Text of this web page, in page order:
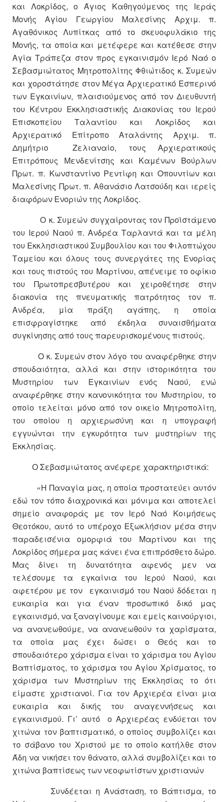
και Λοκρίδος, ο Άγιος Καθηγούμενος της Ιεράς
Μονής Αγίου Γεωργίου Μαλεσίνης Αρχιμ. π.
Αγαθόνικος Λυπίτκας από το σκευοφυλάκιο της
Μονής, τα οποία και μετέφερε και κατέθεσε στην
Αγία Τράπεζα στον προς εγκαινισμόν Ιερό Ναό ο
Σεβασμιώτατος Μητροπολίτης Φθιώτιδος κ. Συμεών
και χοροστάτησε στον Μέγα Αρχιερατικό Εσπερινό
των Εγκαινίων, πλαισιούμενος από τον Διευθυντή
του Κέντρου Εκκλησιαστικής Διακονίας του Ιερού
Επισκοπείου Ταλαντίου και Λοκρίδος και
Αρχιερατικό Επίτροπο Αταλάντης Αρχιμ. π.
Δημήτριο Ζελιαναίο, τους Αρχιερατικούς
Επιτρόπους Μενδενίτσης και Καμένων Βούρλων
Πρωτ. π. Κωνσταντίνο Ρεντίφη και Οπουντίων και
Μαλεσίνης Πρωτ. π. Αθανάσιο Λατσούδη και ιερείς
διαφόρων Ενοριών της Λοκρίδος.
Ο κ. Συμεών συγχαίροντας τον Προϊστάμενο
του Ιερού Ναού π. Ανδρέα Ταρλαντά και τα μέλη
του Εκκλησιαστικού Συμβουλίου και του Φιλοπτώχου
Ταμείου και όλους τους συνεργάτες της Ενορίας
και τους πιστούς του Μαρτίνου, απένειμε το οφίκιο
του Πρωτοπρεσβυτέρου και χειροθέτησε στην
διακονία της πνευματικής πατρότητος τον π.
Ανδρέα, μία πράξη αγάπης, η οποία
επισφραγίστηκε από έκδηλα συναισθήματα
συγκίνησης από τους παρευρισκομένους πιστούς.
Ο κ. Συμεών στον λόγο του αναφέρθηκε στην
σπουδαιότητα, αλλά και στην ιστορικότητα του
Μυστηρίου των Εγκαινίων ενός Ναού, ενώ
αναφέρθηκε στην κανονικότητα του Μυστηρίου, το
οποίο τελείται μόνο από τον οικείο Μητροπολίτη,
του οποίου η αρχιερωσύνη και η υπογραφή
εγγυώνται την εγκυρότητα των μυστηρίων της
Εκκλησίας.
Ο Σεβασμιώτατος ανέφερε χαρακτηριστικά:
«Η Παναγία μας, η οποία προστατεύει αυτόν
εδώ τον τόπο διαχρονικά και μόνιμα και αποτελεί
σημείο αναφοράς με τον Ιερό Ναό Κοιμήσεως
Θεοτόκου, αυτό το υπέροχο Εξωκλήσιον μέσα στην
παραδεισένια ομορφιά του Μαρτίνου και της
Λοκρίδος σήμερα μας κάνει ένα επιπρόσθετο δώρο.
Μας δίνει τη δυνατότητα αφενός μεν να
τελέσουμε τα εγκαίνια του Ιερού Ναού, και
αφετέρου με τον εγκαινισμό του Ναού δόδεται η
ευκαιρία και για έναν προσωπικό δικό μας
εγκαινισμό, να ξαναγίνουμε και εμείς καινούργιοι,
να ανανεωθούμε, να ανανεωθούν τα χαρίσματα,
τα οποία μας έχει δώσει ο Θεός και το
σπουδαιότερο χάρισμα είναι το χάρισμα του Αγίου
Βαπτίσματος, το χάρισμα του Αγίου Χρίσματος, το
χάρισμα των Μυστηρίων της Εκκλησίας το ότι
είμαστε χριστιανοί. Για τον Αρχιερέα είναι μια
ευκαιρία και δικής του αναγεννήσεως και
εγκαινισμού. Γι’ αυτό ο Αρχιερέας ενδύεται τον
χιτώνα τον βαπτισματικό, ο οποίος συμβολίζει και
το σάβανο του Χριστού με το οποίο κατήλθε στον
Άδη να νικήσει τον θάνατο, αλλά συμβολίζει και το
χιτώνα βαπτίσεως των νεοφωτίστων χριστιανών
Συνδέεται η Ανάσταση, το Βάπτισμα, το